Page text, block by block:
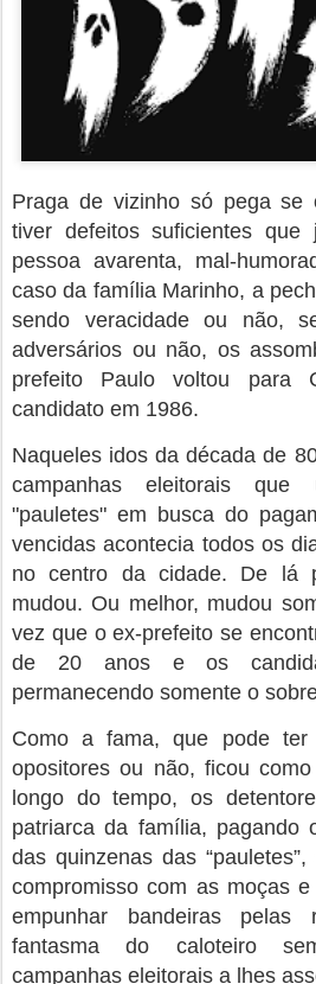
Praga de vizinho só pega se
tiver defeitos suficientes
pessoa avarenta, mal-
caso da família Marinho, a
sendo veracidade ou não,
adversários ou não, os
prefeito Paulo voltou para
candidato em 1986.
Naqueles idos da década de
campanhas eleitorais que
"pauletes" em busca do
vencidas acontecia todos os
no centro da cidade. De lá
mudou. Ou melhor, mudou
vez que o ex-prefeito se
de 20 anos e os
permanecendo somente o
Como a fama, que pode ter
opositores ou não, ficou
longo do tempo, os
patriarca da família, pagando
das quinzenas das
compromisso com as moças
empunhar bandeiras
fantasma do caloteiro
campanhas eleitorais a lhes